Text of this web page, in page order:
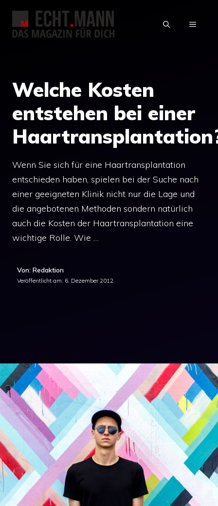
Inhalt
springen
MENÜ
Welche Kosten
entstehen bei einer
Wenn Sie sich für eine Haartransplantation
entschieden haben, spielen bei der Suche nach
einer geeigneten Klinik nicht nur die Lage und
die angebotenen Methoden sondern natürlich
auch die Kosten der Haartransplantation eine
wichtige Rolle. Wie …
Von: Redaktion
Veröffentlicht am: 6. Dezember 2012